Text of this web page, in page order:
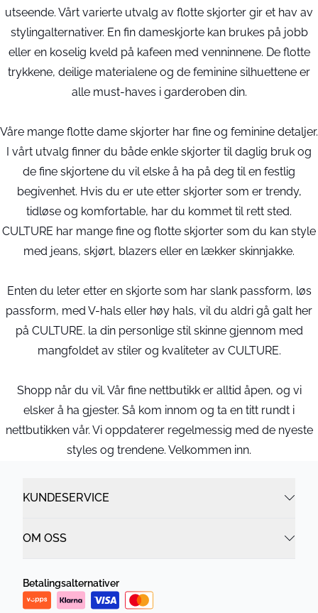
utseende. Vårt varierte utvalg av flotte skjorter gir et hav av
stylingalternativer. En fin dameskjorte kan brukes på jobb
eller en koselig kveld på kafeen med venninnene. De flotte
trykkene, deilige materialene og de feminine silhuettene er
alle must-haves i garderoben din.
Våre mange flotte dame skjorter har fine og feminine detaljer.
I vårt utvalg finner du både enkle skjorter til daglig bruk og
de fine skjortene du vil elske å ha på deg til en festlig
begivenhet. Hvis du er ute etter skjorter som er trendy,
tidløse og komfortable, har du kommet til rett sted.
CULTURE har mange fine og flotte skjorter som du kan style
med jeans, skjørt, blazers eller en lækker skinnjakke.
Enten du leter etter en skjorte som har slank passform, løs
passform, med V-hals eller høy hals, vil du aldri gå galt her
på CULTURE. la din personlige stil skinne gjennom med
mangfoldet av stiler og kvaliteter av CULTURE.
Shopp når du vil. Vår fine nettbutikk er alltid åpen, og vi
elsker å ha gjester. Så kom innom og ta en titt rundt i
nettbutikken vår. Vi oppdaterer regelmessig med de nyeste
styles og trendene. Velkommen inn.
KUNDESERVICE
OM OSS
Betalingsalternativer